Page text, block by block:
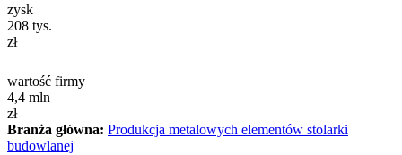
zysk
208 tys.
zł
wartość firmy
4,4 mln
zł
Branża główna: Produkcja metalowych elementów stolarki
budowlanej